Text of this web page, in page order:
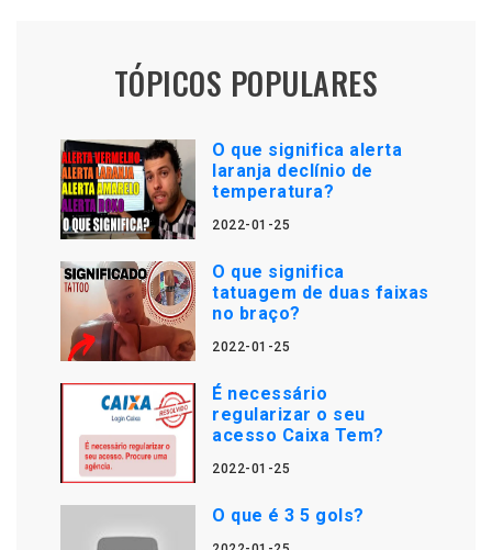
TÓPICOS POPULARES
O que significa alerta
laranja declínio de
temperatura?
2022-01-25
O que significa
tatuagem de duas faixas
no braço?
2022-01-25
É necessário
regularizar o seu
acesso Caixa Tem?
2022-01-25
O que é 3 5 gols?